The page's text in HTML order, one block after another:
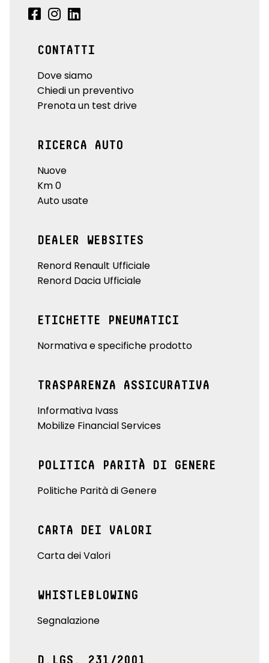
CONTATTI
Dove siamo
Chiedi un preventivo
Prenota un test drive
RICERCA AUTO
Nuove
Km 0
Auto usate
DEALER WEBSITES
Renord Renault Ufficiale
Renord Dacia Ufficiale
ETICHETTE PNEUMATICI
Normativa e specifiche prodotto
TRASPARENZA ASSICURATIVA
Informativa Ivass
Mobilize Financial Services
POLITICA PARITÀ DI GENERE
Politiche Parità di Genere
CARTA DEI VALORI
Carta dei Valori
WHISTLEBLOWING
Segnalazione